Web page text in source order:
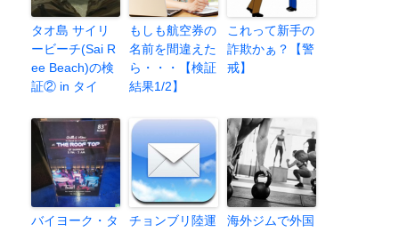
タオ島 サイリ
ービーチ(Sai R
ee Beach)の検
証② in タイ
もしも航空券の
名前を間違えた
ら・・・【検証
結果1/2】
これって新手の
詐欺かぁ？【警
戒】
バイヨーク・タ
チョンブリ陸運
海外ジムで外国